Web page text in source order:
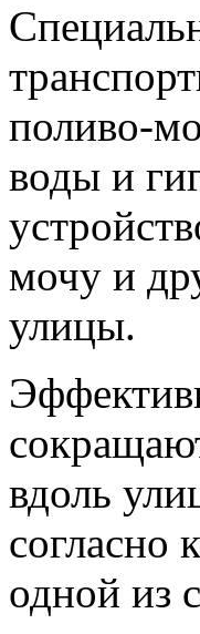
поливо-
воды и
мочу и
улицы.
вдоль
согласно
одной из